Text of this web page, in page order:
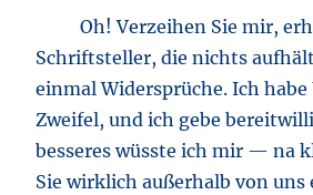
Oh! Verzeihen Sie mir,
Schriftsteller, die nichts
einmal Widersprüche. Ich
Zweifel, und ich gebe
besseres wüsste ich mir — na
Sie wirklich außerhalb von uns